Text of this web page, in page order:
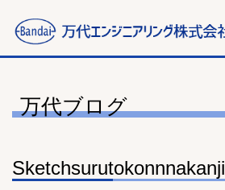
万代ブログ
Sketchsurutokonnnakanji